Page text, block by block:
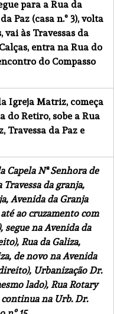
para a Rua da
Paz (casa n.º 3), volta
vai às Travessas da
entra na Rua do
do Compasso
Igreja Matriz, começa
do Retiro, sobe a Rua
Travessa da Paz e
Capela Nª Senhora de
da granja,
Avenida da Granja
ao cruzamento com
segue na Avenida da
Rua da Galiza,
de novo na Avenida
Urbanização Dr.
lado), Rua Rotary
na Urb. Dr.